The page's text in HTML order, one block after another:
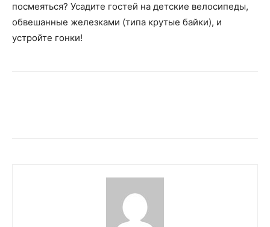
посмеяться? Усадите гостей на детские велосипеды,
обвешанные железками (типа крутые байки), и
устройте гонки!